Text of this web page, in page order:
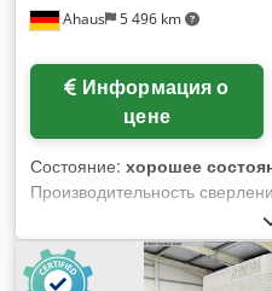
Ahaus 5 496 km
цене
Состояние: хорошее
Производительность
Вылет: 293 мм Ход
Aixok Конус Морзе: MK 3
скоростей: 160 - 2250 об/